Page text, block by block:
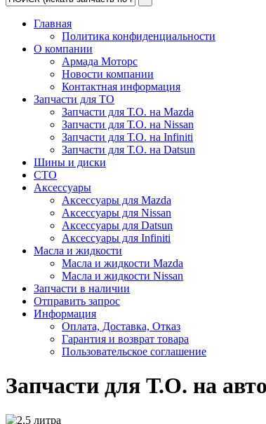
Главная
Политика конфиденциальности
О компании
Армада Моторс
Новости компании
Контактная информация
Запчасти для ТО
Запчасти для Т.О. на Mazda
Запчасти для Т.О. на Nissan
Запчасти для Т.О. на Infiniti
Запчасти для Т.О. на Datsun
Шины и диски
СТО
Аксессуары
Аксессуары для Mazda
Аксессуары для Nissan
Аксессуары для Datsun
Аксессуары для Infiniti
Масла и жидкости
Масла и жидкости Mazda
Масла и жидкости Nissan
Запчасти в наличии
Отправить запрос
Информация
Оплата, Доставка, Отказ
Гарантия и возврат товара
Пользовательское соглашение
Запчасти для Т.О. на